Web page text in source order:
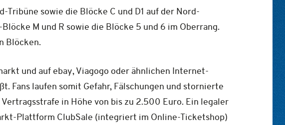
Tribüne sowie die Blöcke C und D1 auf der Nord-
M und R sowie die Blöcke 5 und 6 im Oberrang.
Blöcken.
und auf ebay, Viagogo oder ähnlichen Internet-
Fans laufen somit Gefahr, Fälschungen und stornierte
in Höhe von bis zu 2.500 Euro. Ein legaler
Plattform ClubSale (integriert im Online-Ticketshop)